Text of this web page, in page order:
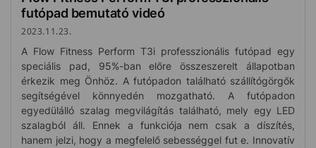
futópad bemutató videó
2023.11.23.
A Flow Fitness Perform T3i professzionális futópad egy
speciális pad, 95%-ban előre összeszerelt állapotban
érkezik meg Önhöz. A futópadon található szállítógörgők
segítségével könnyedén mozgatható. A futópadon
egyedülálló szalag megvilágítás található, mely egy LED
szalagból áll. Ennek a funkciója nem csak a díszítés,
hanem jelzi, hogy a megfelelő sebességgel fut e. Innovatív